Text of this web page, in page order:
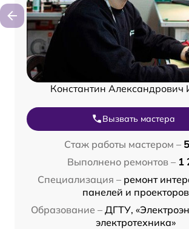
Константин Александрович
Вызвать мастера
Стаж работы мастером –
Выполнено ремонтов – 1
Специализация – ремонт
панелей и проекторов
Образование – ДГТУ,
электротехника»